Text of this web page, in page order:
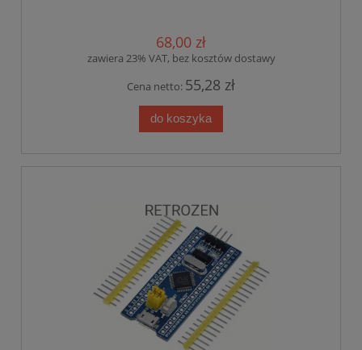
68,00 zł
zawiera 23% VAT, bez kosztów dostawy
Cena netto: 55,28 zł
do koszyka